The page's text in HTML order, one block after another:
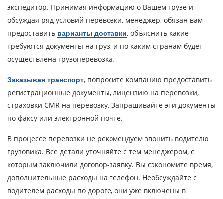
экспедитор. Принимая информацию о Вашем грузе и
обсуждая ряд условий перевозки, менеджер, обязан вам
предоставить варианты доставки, объяснить какие
требуются документы на груз, и по каким странам будет
осуществлена грузоперевозка.
Заказывая транспорт, попросите компанию предоставить
регистрационные документы, лицензию на перевозки,
страховки CMR на перевозку. Запрашивайте эти документы
по факсу или электронной почте.
В процессе перевозки не рекомендуем звонить водителю
грузовика. Все детали уточняйте с тем менеджером, с
которым заключили договор-заявку. Вы сэкономите время,
дополнительные расходы на телефон. Необсуждайте с
водителем расходы по дороге, они уже включены в
Узнать стоимость
Страна загрузки
Город загрузки
Страна выгрузки